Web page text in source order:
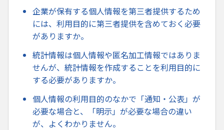
企業が保有する個人情報を第三者提供するため
には、利用目的に第三者提供を含めておく必要
がありますか。
統計情報は個人情報や匿名加工情報ではありま
せんが、統計情報を作成することを利用目的に
する必要がありますか。
個人情報の利用目的のなかで「通知・公表」が
必要な場合と、「明示」が必要な場合の違い
が、よくわかりません。